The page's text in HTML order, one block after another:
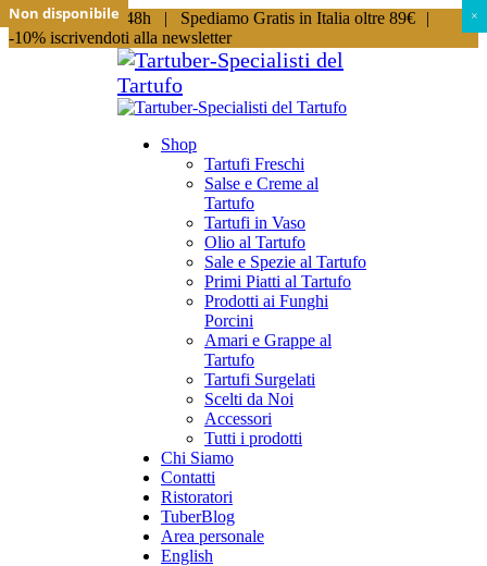
Spedizioni in 24/48h | Spediamo Gratis in Italia oltre 89€
|
-10% iscrivendoti alla newsletter
Shop
Tartufi Freschi
Salse e Creme al
Tartufo
Tartufi in Vaso
Olio al Tartufo
Sale e Spezie al Tartufo
Primi Piatti al Tartufo
Prodotti ai Funghi
Porcini
Amari e Grappe al
Tartufo
Tartufi Surgelati
Scelti da Noi
Accessori
Tutti i prodotti
Chi Siamo
Contatti
Ristoratori
TuberBlog
Area personale
English
Non disponibile
Non disponibile
Non disponibile
Non disponibile
Non disponibile
Non disponibile
Non disponibile
Non disponibile ×
×